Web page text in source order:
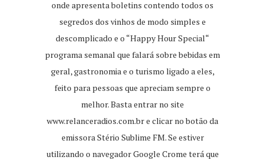
onde apresenta boletins contendo todos os
segredos dos vinhos de modo simples e
descomplicado e o “Happy Hour Special“
programa semanal que falará sobre bebidas em
geral, gastronomia e o turismo ligado a eles,
feito para pessoas que apreciam sempre o
melhor. Basta entrar no site
www.relanceradios.com.bre clicar no botão da
emissora Stério Sublime FM. Se estiver
utilizando o navegador Google Crome terá que